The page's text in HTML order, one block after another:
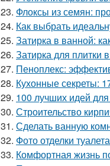
23. Флоксы из семян:
24. Как выбрать
25. Затирка в ванной:
26. Затирка для плитки
27. Пеноплекс:
28. Кухонные секреты:
29. 100 лучших идей
30. Строительство
31. Сделать ванную
32. Фото отделки
33. Комфортная жизнь